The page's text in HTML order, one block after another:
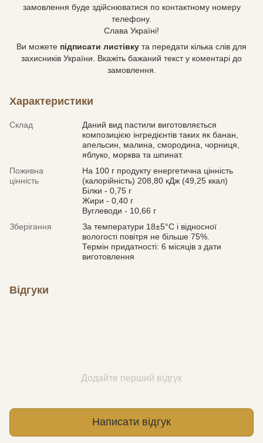
замовлення буде здійснюватися по контактному номеру
телефону.
Слава Україні!
Ви можете підписати листівку та передати кілька слів для
захисників України. Вкажіть бажаний текст у коментарі до
замовлення.
Характеристики
Склад
Даний вид пастили виготовляється
композицією інгредієнтів таких як банан,
апельсин, малина, смородина, чорниця,
яблуко, морква та шпинат.
Поживна
цінність
На 100 г продукту енергетична цінність
(калорійність) 208,80 кДж (49,25 ккал)
Білки - 0,75 г
Жири - 0,40 г
Вуглеводи - 10,66 г
Зберігання
За температури 18±5°С і відносної
вологості повітря не більше 75%.
Термін придатності: 6 місяців з дати
виготовлення
Відгуки
Додайте перший відгук
Написати відгук